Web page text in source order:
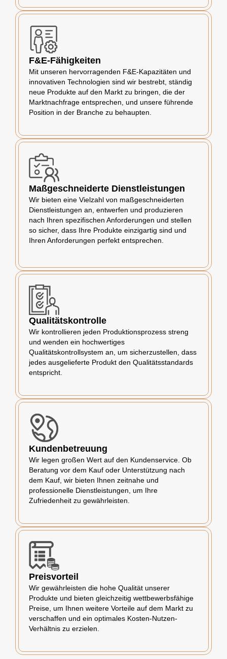
F&E-Fähigkeiten
Mit unseren hervorragenden F&E-Kapazitäten und
innovativen Technologien sind wir bestrebt, ständig
neue Produkte auf den Markt zu bringen, die der
Marktnachfrage entsprechen, und unsere führende
Position in der Branche zu behaupten.
Maßgeschneiderte Dienstleistungen
Wir bieten eine Vielzahl von maßgeschneiderten
Dienstleistungen an, entwerfen und produzieren
nach Ihren spezifischen Anforderungen und stellen
so sicher, dass Ihre Produkte einzigartig sind und
Ihren Anforderungen perfekt entsprechen.
Qualitätskontrolle
Wir kontrollieren jeden Produktionsprozess streng
und wenden ein hochwertiges
Qualitätskontrollsystem an, um sicherzustellen, dass
jedes ausgelieferte Produkt den Qualitätsstandards
entspricht.
Kundenbetreuung
Wir legen großen Wert auf den Kundenservice. Ob
Beratung vor dem Kauf oder Unterstützung nach
dem Kauf, wir bieten Ihnen zeitnahe und
professionelle Dienstleistungen, um Ihre
Zufriedenheit zu gewährleisten.
Preisvorteil
Wir gewährleisten die hohe Qualität unserer
Produkte und bieten gleichzeitig wettbewerbsfähige
Preise, um Ihnen weitere Vorteile auf dem Markt zu
verschaffen und ein optimales Kosten-Nutzen-
Verhältnis zu erzielen.